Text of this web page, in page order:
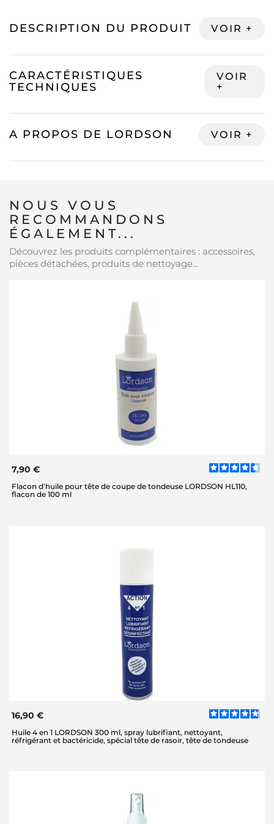
DESCRIPTION DU PRODUIT
CARACTÉRISTIQUES
TECHNIQUES
A PROPOS DE LORDSON
NOUS VOUS
RECOMMANDONS
ÉGALEMENT...
Découvrez les produits complémentaires : accessoires,
pièces détachées, produits de nettoyage...
7,90 €
Flacon d'huile pour tête de coupe de tondeuse LORDSON HL110,
flacon de 100 ml
16,90 €
Huile 4 en 1 LORDSON 300 ml, spray lubrifiant, nettoyant,
réfrigérant et bactéricide, spécial tête de rasoir, tête de tondeuse